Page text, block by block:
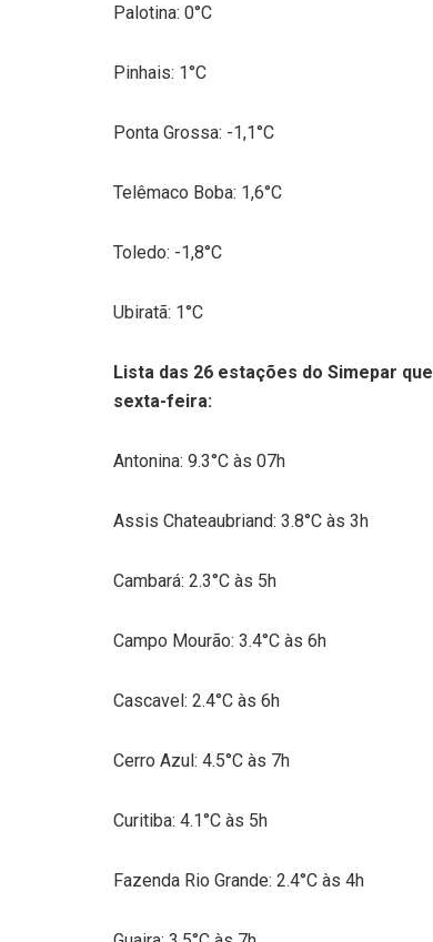
Palotina: 0°C
Pinhais: 1°C
Ponta Grossa: -1,1°C
Telêmaco Boba: 1,6°C
Toledo: -1,8°C
Ubiratã: 1°C
Lista das 26 estações do Simepar
sexta-feira:
Antonina: 9.3°C às 07h
Assis Chateaubriand: 3.8°C às 3h
Cambará: 2.3°C às 5h
Campo Mourão: 3.4°C às 6h
Cascavel: 2.4°C às 6h
Cerro Azul: 4.5°C às 7h
Curitiba: 4.1°C às 5h
Fazenda Rio Grande: 2.4°C às 4h